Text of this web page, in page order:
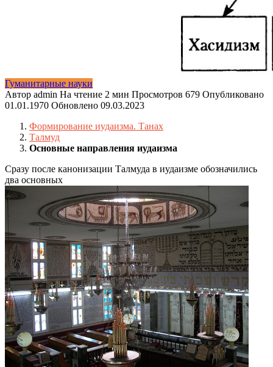
Гуманитарные науки
Автор admin На чтение 2 мин Просмотров 679 Опубликовано
01.01.1970 Обновлено 09.03.2023
Формирование иудаизма. Танах
Талмуд
Основные направления иудаизма
Сразу после канонизации Талмуда в иудаизме обозначились
два основных